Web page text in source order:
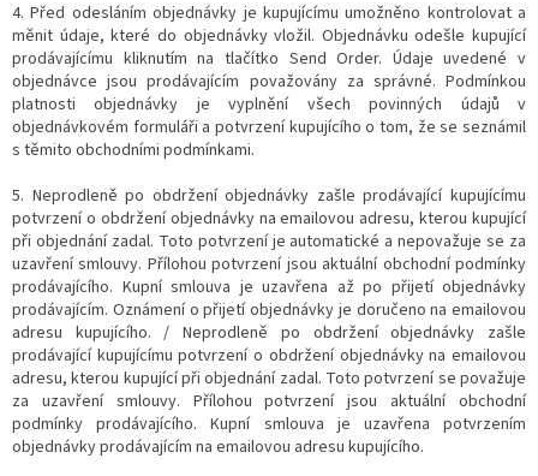
4. Před odesláním objednávky je kupujícímu umožněno kontrolovat a
měnit údaje, které do objednávky vložil. Objednávku odešle kupující
prodávajícímu kliknutím na tlačítko Send Order. Údaje uvedené v
objednávce jsou prodávajícím považovány za správné. Podmínkou
platnosti objednávky je vyplnění všech povinných údajů v
objednávkovém formuláři a potvrzení kupujícího o tom, že se seznámil
s těmito obchodními podmínkami.
5. Neprodleně po obdržení objednávky zašle prodávající kupujícímu
potvrzení o obdržení objednávky na emailovou adresu, kterou kupující
při objednání zadal. Toto potvrzení je automatické a nepovažuje se za
uzavření smlouvy. Přílohou potvrzení jsou aktuální obchodní podmínky
prodávajícího. Kupní smlouva je uzavřena až po přijetí objednávky
prodávajícím. Oznámení o přijetí objednávky je doručeno na emailovou
adresu kupujícího. / Neprodleně po obdržení objednávky zašle
prodávající kupujícímu potvrzení o obdržení objednávky na emailovou
adresu, kterou kupující při objednání zadal. Toto potvrzení se považuje
za uzavření smlouvy. Přílohou potvrzení jsou aktuální obchodní
podmínky prodávajícího. Kupní smlouva je uzavřena potvrzením
objednávky prodávajícím na emailovou adresu kupujícího.